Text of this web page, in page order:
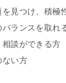
を見つけ、積
バランスを取れ
相談ができる方
ない方